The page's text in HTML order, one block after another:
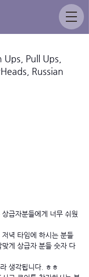
Pull Ups,
Russian
급자분들에게 너무 쉬웠
녁 타임에 하시는 분들
게 상급자 분들 숫자 다
생각됩니다. ㅎㅎ